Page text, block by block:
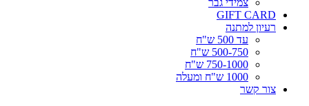
צמידי גבר
GIFT CARD
רעיון למתנה
עד 500 ש"ח
500-750 ש"ח
750-1000 ש"ח
1000 ש"ח ומעלה
צור קשר